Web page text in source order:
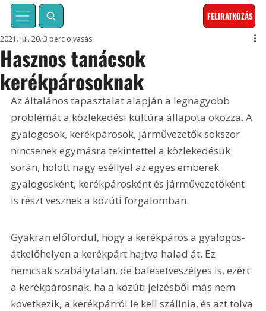
FELIRATKOZÁS
Hasznos tanácsok
kerékpárosoknak
2021. júl. 20. 3 perc olvasás
Az általános tapasztalat alapján a legnagyobb
problémát a közlekedési kultúra állapota okozza. A
gyalogosok, kerékpárosok, járművezetők sokszor
nincsenek egymásra tekintettel a közlekedésük
során, holott nagy eséllyel az egyes emberek
gyalogosként, kerékpárosként és járművezetőként
is részt vesznek a közúti forgalomban.
Gyakran előfordul, hogy a kerékpáros a gyalogos-
átkelőhelyen a kerékpárt hajtva halad át. Ez
nemcsak szabálytalan, de balesetveszélyes is, ezért
a kerékpárosnak, ha a közúti jelzésből más nem
következik, a kerékpárról le kell szállnia, és azt tolva